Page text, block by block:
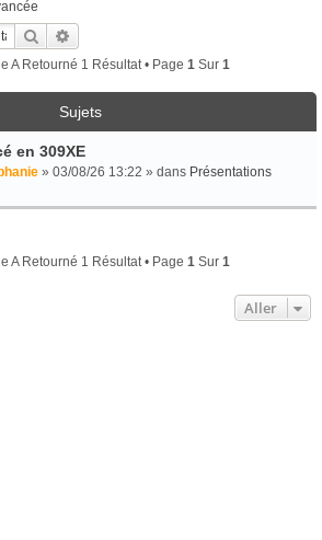
Rechercher
A Retourné 1 Résultat • Page 1Sur 1
Sujets
en 309XE
» 03/08/26 13:22 » dans Présentations
A Retourné 1 Résultat • Page 1Sur 1
Aller